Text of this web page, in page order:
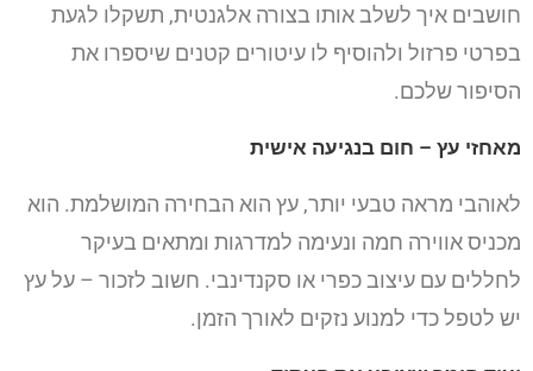
חושבים איך לשלב אותו בצורה אלגנטית, תשקלו לגעת
בפרטי פרזול ולהוסיף לו עיטורים קטנים שיספרו את
הסיפור שלכם.
מאחזי עץ – חום בנגיעה אישית
לאוהבי מראה טבעי יותר, עץ הוא הבחירה המושלמת. הוא
מכניס אווירה חמה ונעימה למדרגות ומתאים בעיקר
לחללים עם עיצוב כפרי או סקנדינבי. חשוב לזכור – על עץ
יש לטפל כדי למנוע נזקים לאורך הזמן.